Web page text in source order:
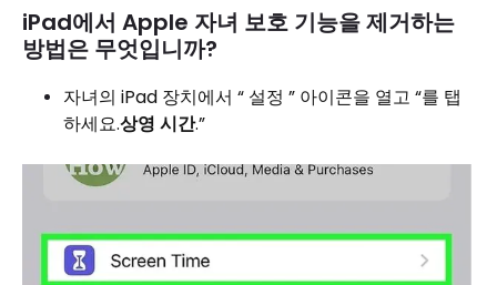
iPad에서 Apple 자녀 보호 기능을 제거하는
방법은 무엇입니까?
자녀의 iPad 장치에서 “ 설정 ” 아이콘을 열고 “를 탭
하세요.상영 시간.”